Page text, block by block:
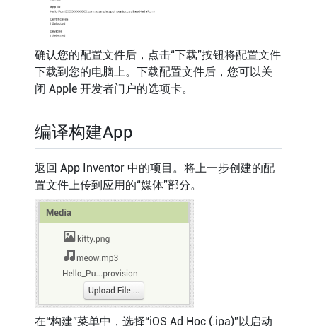
确认您的配置文件后，点击“下载”按钮将配置文件
下载到您的电脑上。下载配置文件后，您可以关
闭 Apple 开发者门户的选项卡。
编译构建App
返回 App Inventor 中的项目。将上一步创建的配
置文件上传到应用的“媒体”部分。
在“构建”菜单中，选择“iOS Ad Hoc (.ipa)”以启动